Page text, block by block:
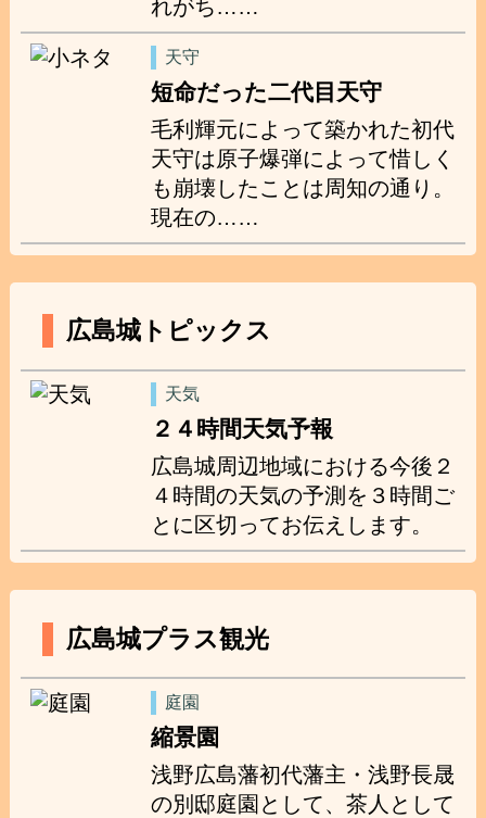
れがち……
天守
短命だった二代目天守
毛利輝元によって築かれた初代
天守は原子爆弾によって惜しく
も崩壊したことは周知の通り。
現在の……
広島城トピックス
天気
２４時間天気予報
広島城周辺地域における今後２
４時間の天気の予測を３時間ご
とに区切ってお伝えします。
広島城プラス観光
庭園
縮景園
浅野広島藩初代藩主・浅野長晟
の別邸庭園として、茶人として